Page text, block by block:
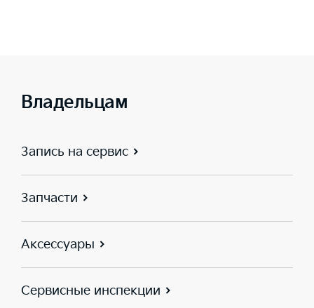
Владельцам
Запись на сервис
Запчасти
Аксессуары
Сервисные инспекции